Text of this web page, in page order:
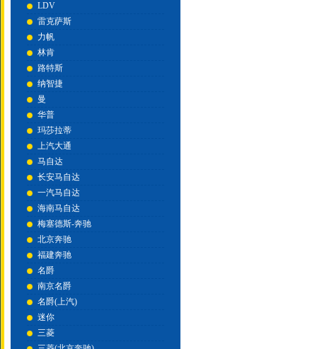
LDV
雷克萨斯
力帆
林肯
路特斯
纳智捷
曼
华普
玛莎拉蒂
上汽大通
马自达
长安马自达
一汽马自达
海南马自达
梅塞德斯-奔驰
北京奔驰
福建奔驰
名爵
南京名爵
名爵(上汽)
迷你
三菱